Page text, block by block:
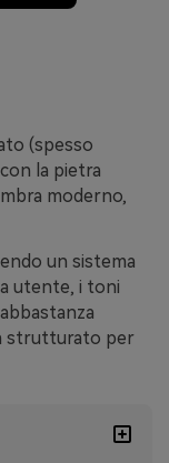
(spesso
la pietra
moderno,
un sistema
utente, i toni
strutturato per